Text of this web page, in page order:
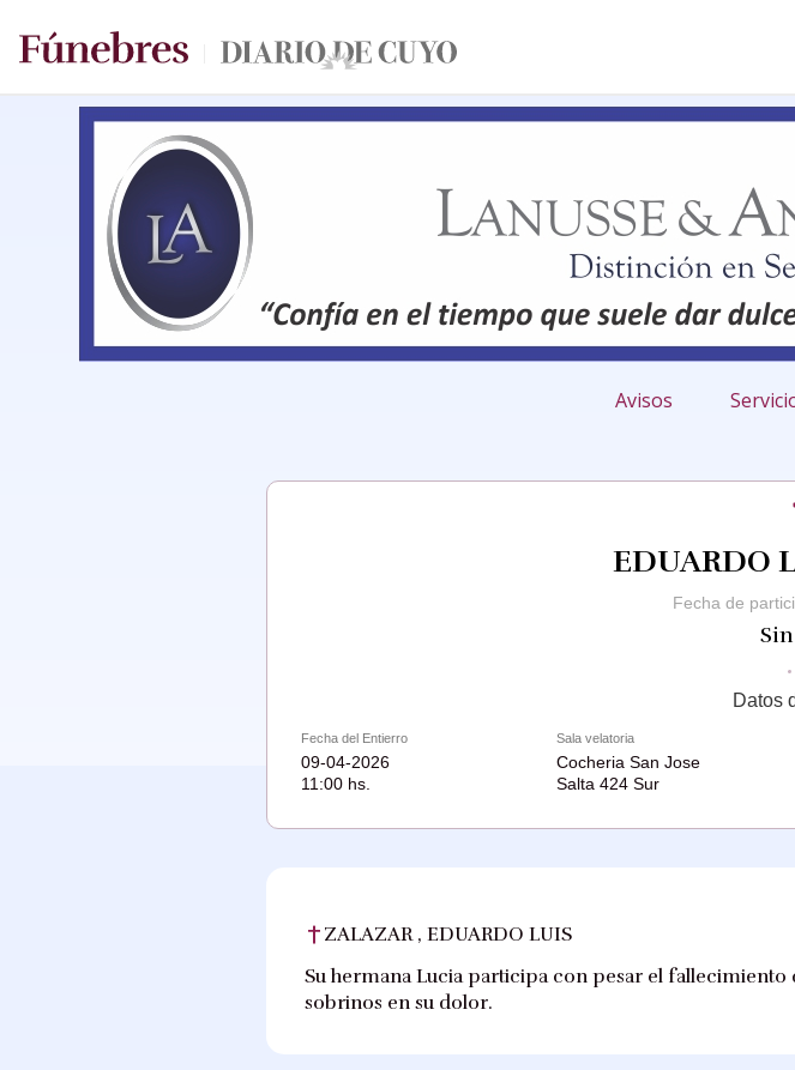
Avisos
EDUARDO
Fecha de
Datos
Fecha del Entierro
09-04-2026
11:00 hs.
Sala velatoria
Cocheria San Jose
Salta 424 Sur
ZALAZAR , EDUARDO LUIS
Su hermana Lucia participa con pesar el fallecimiento
sobrinos en su dolor.